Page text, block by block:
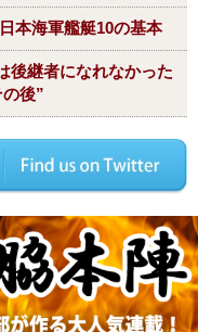
本海軍艦艇10の基本
後継者になれなかった
後”